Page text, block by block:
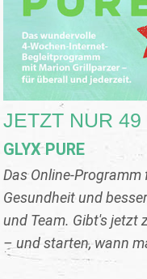
JETZT NUR 49
GLYX PURE
Das Online-
Gesundheit und
und Team. Gibt's jetzt
– und starten, wann